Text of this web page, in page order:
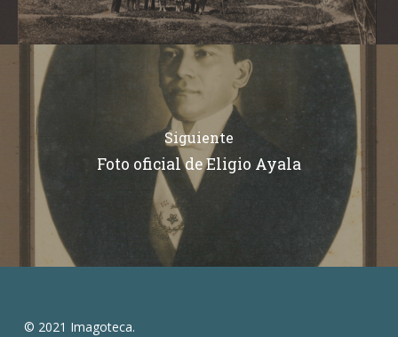
Siguiente
Foto oficial de Eligio Ayala
© 2021 Imagoteca.